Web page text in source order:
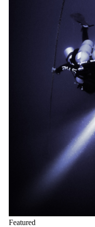
Featured